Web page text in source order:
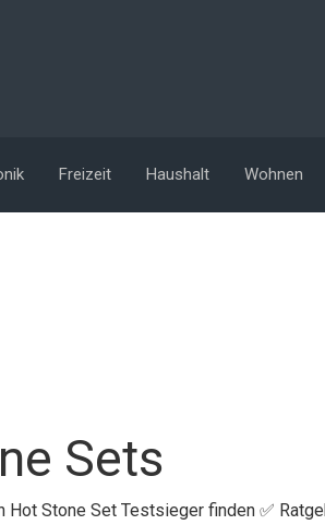
Freizeit Haushalt Wohnen
Sets
Stone Set Testsieger finden ✅